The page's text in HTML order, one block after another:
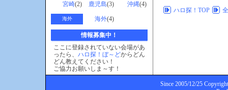
宮崎(2) 鹿児島(3) 沖縄(4)
海外 海外(4)
情報募集中！
ここに登録されていない会場があ
ったら、 ハロ探！ぼ～どからどん
どん教えてください！
ご協力お願いしま～す！
ハロ探！TOP
Since 2005/12/25